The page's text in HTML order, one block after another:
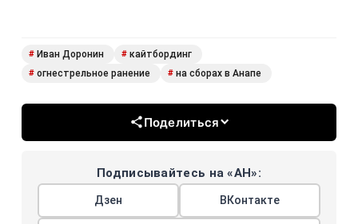
# Иван Доронин # кайтбординг
# огнестрельное ранение # на сборах в Анапе
Поделиться
Подписывайтесь на «АН»:
Дзен ВКонтакте